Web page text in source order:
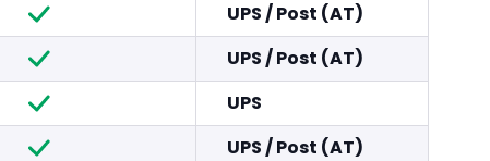
UPS/Post (AT)
UPS/Post (AT)
UPS
UPS/Post (AT)